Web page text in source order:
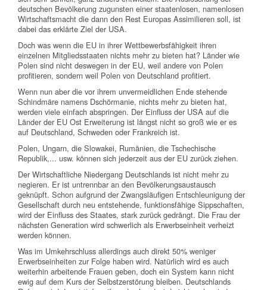
deutschen Bevölkerung zugunsten einer staatenlosen, namenlosen
Wirtschaftsmacht die dann den Rest Europas Assimilieren soll, ist
dabei das erklärte Ziel der USA.
Doch was wenn die EU in ihrer Wettbewerbsfähigkeit ihren
einzelnen Mitgliedsstaaten nichts mehr zu bieten hat? Länder wie
Polen sind nicht deswegen in der EU, weil andere von Polen
profitieren, sondern weil Polen von Deutschland profitiert.
Wenn nun aber die vor ihrem unvermeidlichen Ende stehende
Schindmäre namens Dschörmanie, nichts mehr zu bieten hat,
werden viele einfach abspringen. Der Einfluss der USA auf die
Länder der EU Ost Erweiterung ist längst nicht so groß wie er es
auf Deutschland, Schweden oder Frankreich ist.
Polen, Ungarn, die Slowakei, Rumänien, die Tschechische
Republik,... usw. können sich jederzeit aus der EU zurück ziehen.
Der Wirtschaftliche Niedergang Deutschlands ist nicht mehr zu
negieren. Er ist untrennbar an den Bevölkerungsaustausch
geknüpft. Schon aufgrund der Zwangsläufigen Entschleunigung der
Gesellschaft durch neu entstehende, funktionsfähige Sippschaften,
wird der Einfluss des Staates, stark zurück gedrängt. Die Frau der
nächsten Generation wird schwerlich als Erwerbseinheit verheizt
werden können.
Was im Umkehrschluss allerdings auch direkt 50% weniger
Erwerbseinheiten zur Folge haben wird. Natürlich wird es auch
weiterhin arbeitende Frauen geben, doch ein System kann nicht
ewig auf dem Kurs der Selbstzerstörung bleiben. Deutschlands